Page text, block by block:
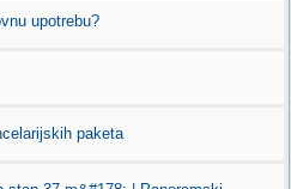
upotrebu?
paketa